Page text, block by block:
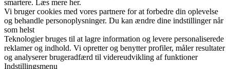
smartere. Læs mere her.
Vi bruger cookies med vores partnere for at forbedre din oplevelse
og behandle personoplysninger. Du kan ændre dine indstillinger når
som helst
Teknologier bruges til at lagre information og levere personaliserede
reklamer og indhold. Vi opretter og benytter profiler, måler resultater
og analyserer brugeradfærd til videreudvikling af funktioner
Indstillingsmenu